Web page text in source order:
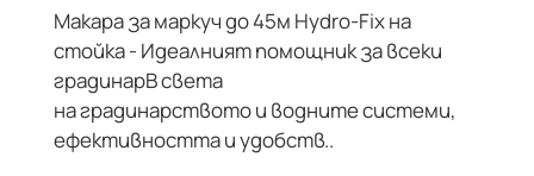
Макара за маркуч до 45м Hydro-Fix на
стойка - Идеалният помощник за всеки
градинарВ света
на градинарството и водните системи,
ефективността и удобств..